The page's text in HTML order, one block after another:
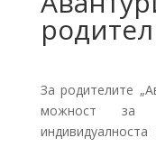
За родителите
можност за